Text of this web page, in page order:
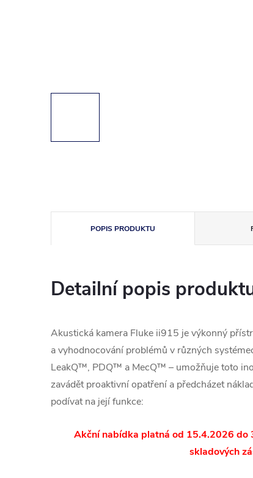
POPIS PRODUKTU
Detailní popis
Akustická kamera Fluke ii915 je výkonný
a vyhodnocování problémů v různých
LeakQ™, PDQ™ a MecQ™ – umožňuje toto
zavádět proaktivní opatření a předcházet
podívat na její funkce:
Akční nabídka platná od 15.4.2026 do
skladových